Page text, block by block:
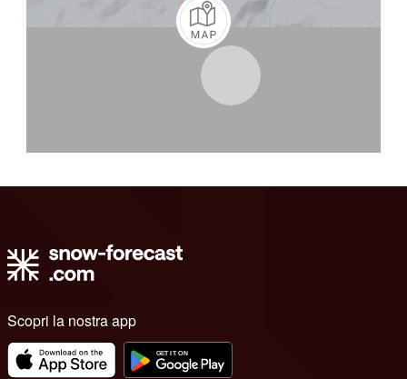
Scopri la nostra app